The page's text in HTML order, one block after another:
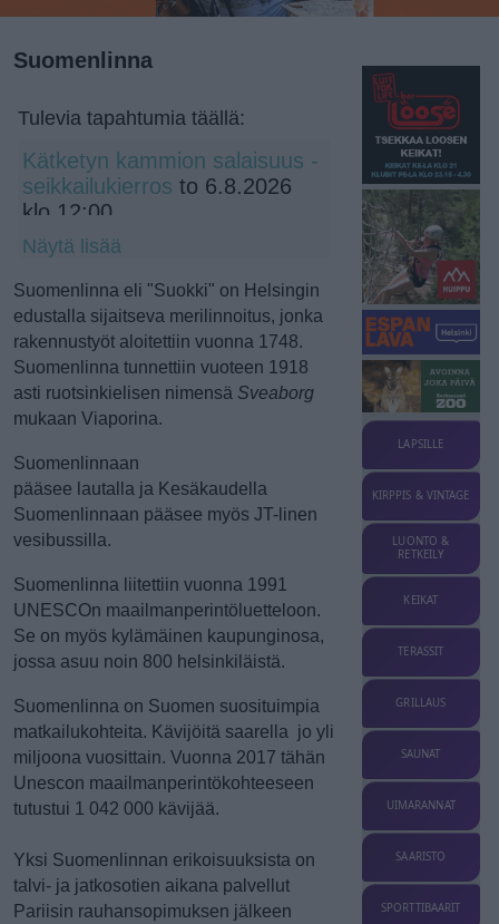
Suomenlinna
Tulevia tapahtumia täällä:
Kätketyn kammion salaisuus -
seikkailukierros to 6.8.2026
klo 12:00
Näytä lisää
Suomenlinna eli "Suokki" on Helsingin
edustalla sijaitseva merilinnoitus, jonka
rakennustyöt aloitettiin vuonna 1748.
Suomenlinna tunnettiin vuoteen 1918
asti ruotsinkielisen nimensä Sveaborg
mukaan Viaporina.
Suomenlinnaan
pääsee lautalla ja Kesäkaudella
Suomenlinnaan pääsee myös JT-linen
vesibussilla.
Suomenlinna liitettiin vuonna 1991
UNESCOn maailmanperintöluetteloon.
Se on myös kylämäinen kaupunginosa,
jossa asuu noin 800 helsinkiläistä.
Suomenlinna on Suomen suosituimpia
matkailukohteita. Kävijöitä saarella jo yli
miljoona vuosittain. Vuonna 2017 tähän
Unescon maailmanperintökohteeseen
tutustui 1 042 000 kävijää.
Yksi Suomenlinnan erikoisuuksista on
talvi- ja jatkosotien aikana palvellut
Pariisin rauhansopimuksen jälkeen
LAPSILLE
KIRPPIS & VINTAGE
LUONTO &
RETKEILY
KEIKAT
TERASSIT
GRILLAUS
SAUNAT
UIMARANNAT
SAARISTO
SPORTTIBAARIT